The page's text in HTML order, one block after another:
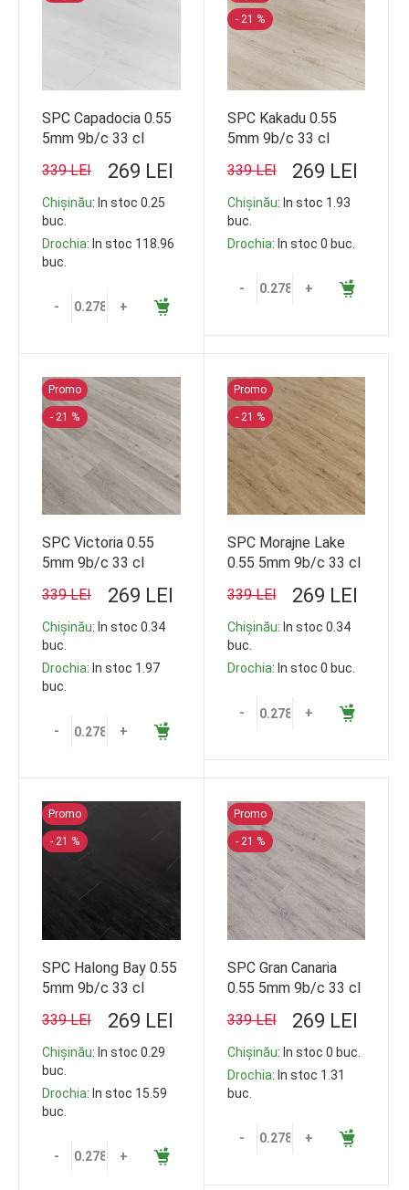
SPC Capadocia 0.55
5mm 9b/c 33 cl
269 LEI
339 LEI
Chișinău: In stoc 0.25
buc.
Drochia: In stoc 118.96
buc.
- +
- 21 %
SPC Kakadu 0.55
5mm 9b/c 33 cl
269 LEI
339 LEI
Chișinău: In stoc 1.93
buc.
Drochia: In stoc 0 buc.
- +
Promo
- 21 %
SPC Victoria 0.55
5mm 9b/c 33 cl
269 LEI
339 LEI
Chișinău: In stoc 0.34
buc.
Drochia: In stoc 1.97
buc.
- +
Promo
- 21 %
SPC Morajne Lake
0.55 5mm 9b/c 33 cl
269 LEI
339 LEI
Chișinău: In stoc 0.34
buc.
Drochia: In stoc 0 buc.
- +
Promo
- 21 %
SPC Halong Bay 0.55
5mm 9b/c 33 cl
269 LEI
339 LEI
Chișinău: In stoc 0.29
buc.
Drochia: In stoc 15.59
buc.
- +
Promo
- 21 %
SPC Gran Canaria
0.55 5mm 9b/c 33 cl
269 LEI
339 LEI
Chișinău: In stoc 0 buc.
Drochia: In stoc 1.31
buc.
- +